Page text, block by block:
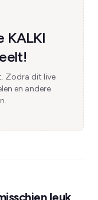
KALKI
Zodra dit live
en andere
leuk